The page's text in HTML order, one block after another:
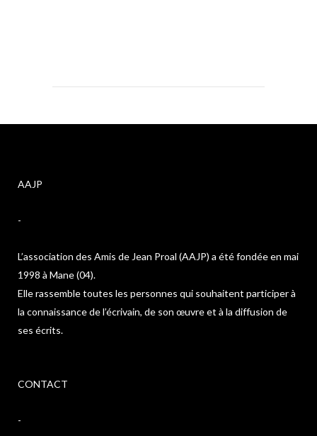
AAJP
-
L’association des Amis de Jean Proal (AAJP) a été fondée en mai
1998 à Mane (04).
Elle rassemble toutes les personnes qui souhaitent participer à
la connaissance de l’écrivain, de son œuvre et à la diffusion de
ses écrits.
CONTACT
-